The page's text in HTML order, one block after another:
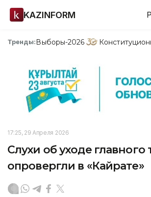
KAZINFORM
Тренды:Выборы-2026
17:25, 29 Апреля 2026
Cлухи об уходе главного
опровергли в «Кайрате»